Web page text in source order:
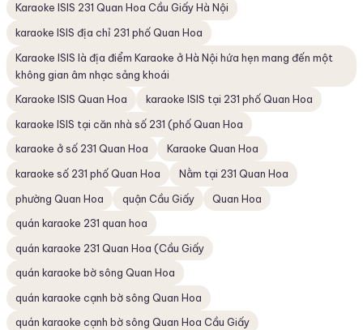
Karaoke ISIS 231 Quan Hoa Cầu Giấy Hà Nội
karaoke ISIS địa chỉ 231 phố Quan Hoa
Karaoke ISIS là địa điểm Karaoke ở Hà Nội hứa hẹn mang đến một
không gian âm nhạc sảng khoái
Karaoke ISIS Quan Hoa
karaoke ISIS tại 231 phố Quan Hoa
karaoke ISIS tại căn nhà số 231 (phố Quan Hoa
karaoke ở số 231 Quan Hoa
Karaoke Quan Hoa
karaoke số 231 phố Quan Hoa
Nằm tại 231 Quan Hoa
phường Quan Hoa
quận Cầu Giấy
Quan Hoa
quán karaoke 231 quan hoa
quán karaoke 231 Quan Hoa (Cầu Giấy
quán karaoke bờ sông Quan Hoa
quán karaoke cạnh bờ sông Quan Hoa
quán karaoke cạnh bờ sông Quan Hoa Cầu Giấy